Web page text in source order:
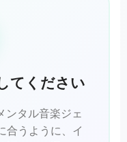
てください
ンタル音楽ジェ
合うように、イ